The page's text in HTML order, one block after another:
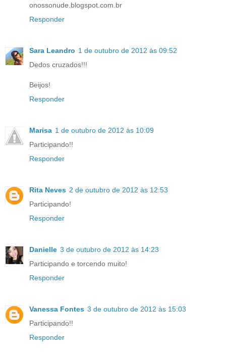
onossonude.blogspot.com.br
Responder
Sara Leandro 1 de outubro de 2012 às 09:52
Dedos cruzados!!!
Beijos!
Responder
Marisa 1 de outubro de 2012 às 10:09
Participando!!
Responder
Rita Neves 2 de outubro de 2012 às 12:53
Participando!
Responder
Danielle 3 de outubro de 2012 às 14:23
Participando e torcendo muito!
Responder
Vanessa Fontes 3 de outubro de 2012 às 15:03
Participando!!
Responder